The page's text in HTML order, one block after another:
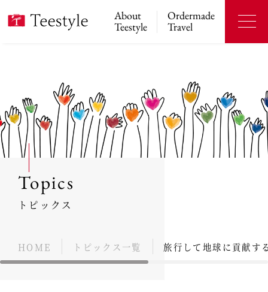
About
Teestyle
Ordermade
Travel
Topics
トピックス
HOME トピックス一覧 旅行して地球に貢献す